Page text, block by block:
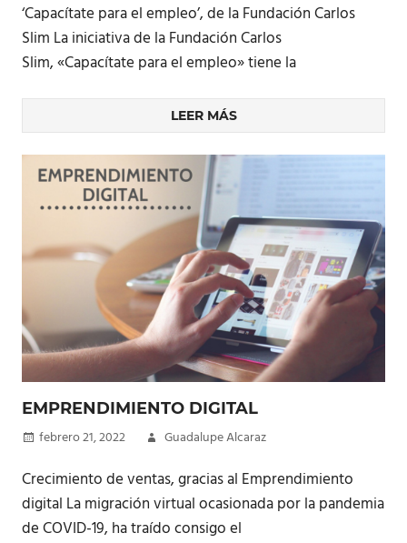
‘Capacítate para el empleo’, de la Fundación Carlos
Slim La iniciativa de la Fundación Carlos
Slim, «Capacítate para el empleo» tiene la
LEER MÁS
EMPRENDIMIENTO DIGITAL
febrero 21, 2022 Guadalupe Alcaraz
Crecimiento de ventas, gracias al Emprendimiento
digital La migración virtual ocasionada por la pandemia
de COVID-19, ha traído consigo el